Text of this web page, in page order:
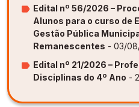
Edital nº 56/2026 –
Alunos para o curso de
Gestão Pública
Remanescentes - 03/
Edital nº 21/2026 –
Disciplinas do 4º Ano -